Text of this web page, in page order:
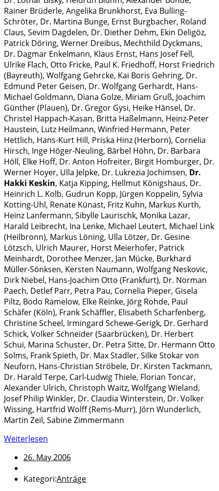
Rainer Brüderle, Angelika Brunkhorst, Eva Bulling-
Schröter, Dr. Martina Bunge, Ernst Burgbacher, Roland
Claus, Sevim Dagdelen, Dr. Diether Dehm, Ekin Deligöz,
Patrick Döring, Werner Dreibus, Mechthild Dyckmans,
Dr. Dagmar Enkelmann, Klaus Ernst, Hans Josef Fell,
Ulrike Flach, Otto Fricke, Paul K. Friedhoff, Horst Friedrich
(Bayreuth), Wolfgang Gehrcke, Kai Boris Gehring, Dr.
Edmund Peter Geisen, Dr. Wolfgang Gerhardt, Hans-
Michael Goldmann, Diana Golze, Miriam Gruß, Joachim
Günther (Plauen), Dr. Gregor Gysi, Heike Hänsel, Dr.
Christel Happach-Kasan, Britta Haßelmann, Heinz-Peter
Haustein, Lutz Heilmann, Winfried Hermann, Peter
Hettlich, Hans-Kurt Hill, Priska Hinz (Herborn), Cornelia
Hirsch, Inge Höger-Neuling, Bärbel Höhn, Dr. Barbara
Höll, Elke Hoff, Dr. Anton Hofreiter, Birgit Homburger, Dr.
Werner Hoyer, Ulla Jelpke, Dr. Lukrezia Jochimsen, Dr.
Hakki Keskin, Katja Kipping, Hellmut Königshaus, Dr.
Heinrich L. Kolb, Gudrun Kopp, Jürgen Koppelin, Sylvia
Kotting-Uhl, Renate Künast, Fritz Kuhn, Markus Kurth,
Heinz Lanfermann, Sibylle Laurischk, Monika Lazar,
Harald Leibrecht, Ina Lenke, Michael Leutert, Michael Link
(Heilbronn), Markus Löning, Ulla Lötzer, Dr. Gesine
Lötzsch, Ulrich Maurer, Horst Meierhofer, Patrick
Meinhardt, Dorothee Menzer, Jan Mücke, Burkhard
Müller-Sönksen, Kersten Naumann, Wolfgang Neskovic,
Dirk Niebel, Hans-Joachim Otto (Frankfurt), Dr. Norman
Paech, Detlef Parr, Petra Pau, Cornelia Pieper, Gisela
Piltz, Bodo Ramelow, Elke Reinke, Jörg Rohde, Paul
Schäfer (Köln), Frank Schäffler, Elisabeth Scharfenberg,
Christine Scheel, Irmingard Schewe-Gerigk, Dr. Gerhard
Schick, Volker Schneider (Saarbrücken), Dr. Herbert
Schui, Marina Schuster, Dr. Petra Sitte, Dr. Hermann Otto
Solms, Frank Spieth, Dr. Max Stadler, Silke Stokar von
Neuforn, Hans-Christian Ströbele, Dr. Kirsten Tackmann,
Dr. Harald Terpe, Carl-Ludwig Thiele, Florian Toncar,
Alexander Ulrich, Christoph Waitz, Wolfgang Wieland,
Josef Philip Winkler, Dr. Claudia Winterstein, Dr. Volker
Wissing, Hartfrid Wolff (Rems-Murr), Jörn Wunderlich,
Martin Zeil, Sabine Zimmermann
Weiterlesen
26. May 2006
Kategori:Anträge